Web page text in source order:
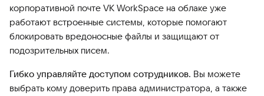
корпоративной почте VK WorkSpace на облаке уже
работают встроенные системы, которые помогают
блокировать вредоносные файлы и защищают от
подозрительных писем.
Гибко управляйте доступом сотрудников. Вы можете
выбрать кому доверить права администратора, а также